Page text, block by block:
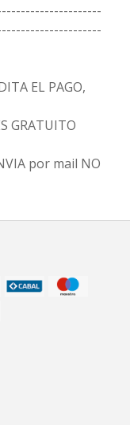
EL PAGO,
GRATUITO
por mail NO